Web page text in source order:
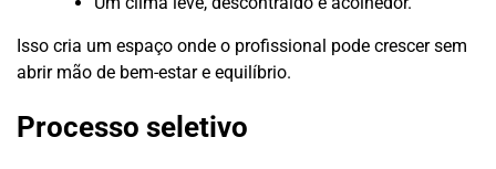
Isso cria um espaço onde o profissional pode crescer sem
abrir mão de bem-estar e equilíbrio.
Processo seletivo